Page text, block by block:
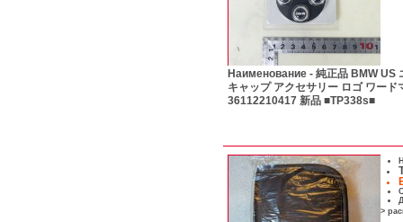
Наименование - 純正品 BMW US
キャップ アクセサリー ロゴ ワード
36112210417 新品 ■TP338s■
>